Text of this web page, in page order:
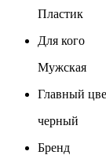
Пластик
Для кого
Мужская
Главный
черный
Бренд